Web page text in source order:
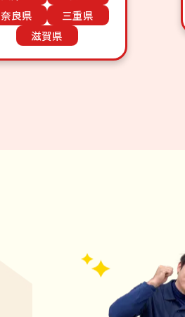
奈良県
三重県
滋賀県